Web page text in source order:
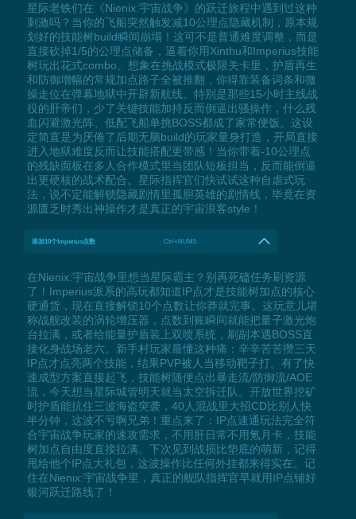
星际老铁们在《Nienix:宇宙战争》的跃迁旅程中遇到过这种
刺激吗？当你的飞船突然触发减10公理点隐藏机制，原本规
划好的技能树build瞬间崩塌！这可不是普通难度调整，而是
直接砍掉1/5的公理点储备，逼着你用Xinthu和Imperius技能
树玩出花式combo。想象在挑战模式极限关卡里，护盾再生
和防御增幅的常规加点路子全被推翻，你得靠装备词条和微
操走位在弹幕地狱中开辟新航线。特别是那些15小时主线战
役的肝帝们，少了关键技能加持反而倒逼出骚操作，什么残
血闪避激光阵、低配飞船单挑BOSS都成了家常便饭。这设
定简直是为厌倦了后期无脑build的玩家量身打造，开局直接
进入地狱难度反而让技能搭配更带感！当你带着-10公理点
的残缺面板在多人合作模式里当团队短板担当，反而能倒逼
出更硬核的战术配合。星际指挥官们快试试这种自虐式玩
法，说不定能解锁隐藏剧情里孤胆英雄的剧情线，毕竟在资
源匮乏时秀出神操作才是真正的宇宙浪客style！
添加10个Imperius点数 Ctrl+NUM5
在Nienix:宇宙战争里想当星际霸主？别再死磕任务刷资源
了！Imperius派系的高玩都知道IP点才是技能树加点的核心
硬通货，现在直接解锁10个点数让你莽就完事。这玩意儿堪
称战舰改装的涡轮增压器，点数到账瞬间就能把量子激光炮
台拉满，或者给能量护盾装上双喷系统，刷副本遇BOSS直
接化身战场老六。新手村玩家最懂这种痛：辛辛苦苦攒三天
IP点才点亮两个技能，结果PVP被人当移动靶子打。有了快
速成型方案直接起飞，技能树随便点出暴走流/防御流/AOE
流，今天想当星际城管明天就当太空拆迁队。开放世界挖矿
时护盾能抗住三波海盗突袭，40人混战里大招CD比别人快
半分钟，这波不亏啊兄弟！重点来了：IP点速通玩法完全符
合宇宙战争玩家的速攻需求，不用肝日常不用氪月卡，技能
树加点自由度直接拉满。下次见到战损比垫底的萌新，记得
甩给他个IP点大礼包，这波操作比任何外挂都来得实在。记
住在Nienix:宇宙战争里，真正的舰队指挥官早就用IP点铺好
银河跃迁路线了！